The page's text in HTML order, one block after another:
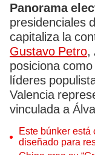
Panorama
presidenciales
capitaliza la
Gustavo Petro,
posiciona
líderes
Valencia
vinculada a
Este búnker está
diseñado para